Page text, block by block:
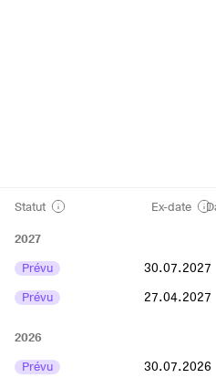
Statut Ex-date
2027
Prévu
30.07.2027
Prévu
27.04.2027
2026
Prévu
30.07.2026